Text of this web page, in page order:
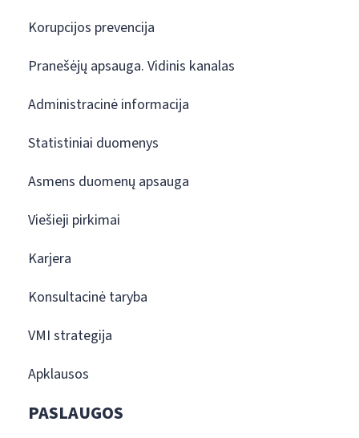
Korupcijos prevencija
Pranešėjų apsauga. Vidinis kanalas
Administracinė informacija
Statistiniai duomenys
Asmens duomenų apsauga
Viešieji pirkimai
Karjera
Konsultacinė taryba
VMI strategija
Apklausos
PASLAUGOS